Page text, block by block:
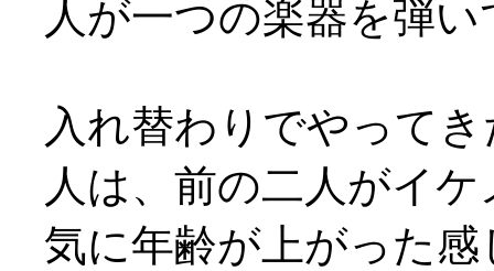
人が一つの楽器を弾
入れ替わりでやって
人は、前の二人がイ
気に年齢が上がった感